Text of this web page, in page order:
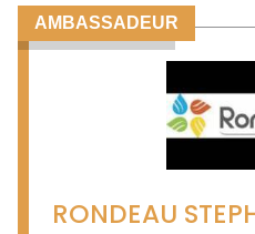
AMBASSADEUR
RONDEAU